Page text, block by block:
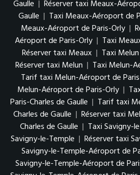
Gaulle | Réserver taxi Meaux-
Gaulle | Taxi Meaux-Aéroport de
Meaux-Aéroport de Paris-Orly |
Aéroport de Paris-Orly | Taxi
Réserver taxi Meaux | Taxi Melun
Réserver taxi Melun | Taxi Melun-
Tarif taxi Melun-Aéroport de
Melun-Aéroport de Paris-Orly |
Paris-Charles de Gaulle | Tarif taxi
Charles de Gaulle | Réserver taxi
Charles de Gaulle | Taxi Savigny-
Savigny-le-Temple | Réserver taxi
Savigny-le-Temple-Aéroport de
Savigny-le-Temple-Aéroport de